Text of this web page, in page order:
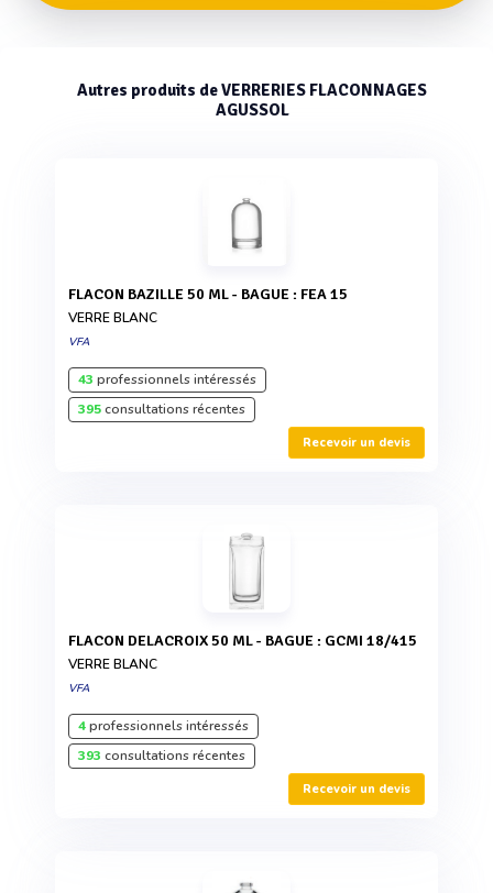
Autres produits de VERRERIES FLACONNAGES
AGUSSOL
FLACON BAZILLE 50 ML - BAGUE : FEA 15
VERRE BLANC
VFA
43 professionnels intéressés
395consultations récentes
Recevoir un devis
FLACON DELACROIX 50 ML - BAGUE : GCMI 18/415
VERRE BLANC
VFA
4professionnels intéressés
393 consultations récentes
Recevoir un devis